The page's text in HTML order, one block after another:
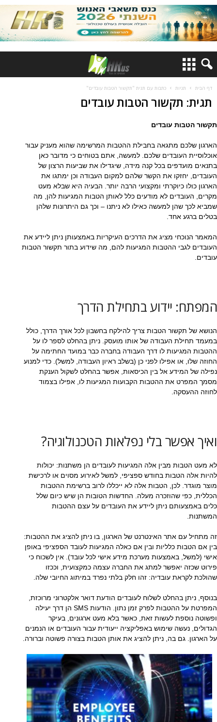
דף הבית תגיות כתבות עם תגית "תקשור הטבות עובדים"
תגית: תקשור הטבות עובדים
תקשור הטבות עובדים
הארגון שלכם מתגאה בחבילת ההטבות המרשימה שהוא מעניק עבור
אוכלוסיית העובדים שלכם. למעשה, אתם בטוחים כי מדובר כאן
בתנאים מועדפים בכל קנה מידה, שיגדילו את שביעות הרצון של
העובדים, יחזקו את הקשר שלהם למקום העבודה וכן ימתגו את
הארגון כולו כיוקרתי ומקצועי הרבה יותר. הבעיה היא שבלא מעט
מקרים, העובדים לא מודעים כלל לאותן הטבות המגיעות להן, מה
שמביא לכך שהן למעשה כאילו לא ניתנו – וכך גם היתרונות שלהן
בטלים ברגע אחד.
המאמר הנוכחי מציג את הדרכים העיקריות באמצעותן ניתן ליידע את
העובדים לגבי ההטבות המגיעות להם, מה שידוע בתור תקשור הטבות
עובדים.
המפתח: יידוע בתחילת הדרך
הנושא של תקשור הטבות צריך להילקח בחשבון לכל אורך הדרך, כולל
במעמד תחילת העבודה של אותו מועסק. ניתן בהחלט לספר לו על
ההטבות המגיעות לו דרך העבודה בחברה כבר במועד החתימה על
החוזה שלו, או אפילו לפני כן (בשלב ראיון העבודה, למשל). כדי למנוע
נפילה של המידע אל בין הכיסאות, אפשר בהחלט לשקול הענקת
מסמך המפרט את ההטבות הקבועות המגיעות לו, אפילו בצמוד
לחוזה ההעסקה.
ואיך אפשר בלי נפלאות הטכנולוגיה?
לא מעט הטבות מבין אלה המגיעות לעובדים הן משתנות: יכולות
להיות אלה הטבות בחודש ספציפי, למשל לאירוע מסוים או לרכישת
מוצר מוגדר. לכן, הטבות אלה לא ייכללו לרוב ברשימת ההטבות
הכללית, כפי שהוזכרה מעלה. החדשות הטובות הן שיש כיום שלל
כלים באמצעותם ניתן ליידע את העובדים על עצם ההטבות
המשתנות.
זה מתחיל עם אתר האינטרנט של הארגון, בו ניתן להציג את ההטבות:
בין אם הטבות כלליות ובין אם כאלה המגיעות לעובד הספציפי באופן
אישי (למשל, באמצעות מערכת מידע אישי לכל עובד). אין לשכוח כי
פירוט שכזה יאפשר למתג את החברה עצמה כמקצועית, וככזו
שהולכת לקראת עובדיה: זהו חלק בלתי נפרד במיתוג החיובי שלה.
בנוסף, ניתן בהחלט לשלוח לעובדים הודעת דואר אלקטרוני מרוכזת,
המפרטת על ההטבות לפרק זמן נתון. הודעות SMS הן דרך יעילה
ופשוטה נוספת לעשות זאת, כאשר בלא מעט ארגונים, בעיקר
הגדולים, נעשה שימוש באפליקציה ייעודית עבור העובדים או הנמנים
על הארגון. גם בה, ניתן להציג את אותן הטבות בצורה פשוטה וברורה.